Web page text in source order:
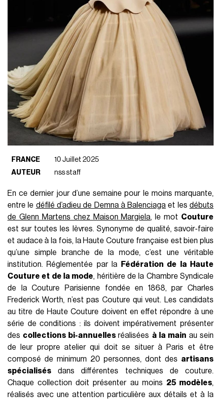
FRANCE
10 Juillet 2025
AUTEUR
nss staff
En ce dernier jour d’une semaine pour le moins marquante,
entre le défilé d’adieu de Demna à Balenciaga et les débuts
de Glenn Martens chez Maison Margiela, le mot Couture
est sur toutes les lèvres. Synonyme de qualité, savoir-faire
et audace à la fois, la Haute Couture française est bien plus
qu’une simple branche de la mode, c’est une véritable
institution. Réglementée par la
Fédération de la Haute
Couture et de la mode, héritière de la Chambre Syndicale
de la Couture Parisienne fondée en 1868, par Charles
Frederick Worth, n’est pas Couture qui veut. Les candidats
au titre de Haute Couture doivent en effet répondre à une
série de conditions : ils doivent impérativement présenter
des collections bi-annuellesréalisées à la main au sein
de leur propre atelier qui doit se situer à Paris et être
composé de minimum 20 personnes, dont des artisans
spécialisés dans différentes techniques de couture.
Chaque collection doit présenter au moins 25 modèles,
réalisés avec une attention particulière aux détails et à la